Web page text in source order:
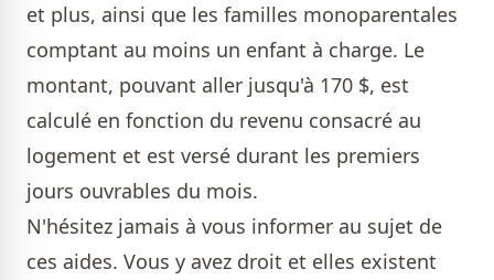
et plus, ainsi que les familles monoparentales
comptant au moins un enfant à charge. Le
montant, pouvant aller jusqu'à 170 $, est
calculé en fonction du revenu consacré au
logement et est versé durant les premiers
jours ouvrables du mois.
N'hésitez jamais à vous informer au sujet de
ces aides. Vous y avez droit et elles existent